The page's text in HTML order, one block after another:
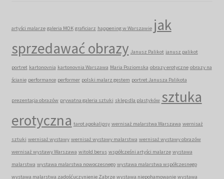
artyści malarze galeria MOK graficiarz happening w Warszawie jak
sprzedawać obrazy Janusz Palikot janusz palikot
portret kartonovnia kartonovnia Warszawa Maria Poziomska obrazy erotyczne obrazy na
ścianie performance performer polski malarz gestem portret Janusza Palikota
prezentacja obrazów prywatna galeria sztuki sklep dla plastyków sztuka
erotyczna tarot apokalipsy wernisaż malarstwa Warszawa wernisaż
sztuki wernisaż wystawy wernisaż wystawy malarstwa wernisaż wystawy obrazów
wernisaż wystawy Warszawa witold berus współcześni artyści malarze wystawa
malarstwa wystawa malarstwa nowoczesnego wystawa malarstwa współczesnego
wystawa malarstwa zadośćuczynienie Zabrze wystawa niepohamowanie wystawa